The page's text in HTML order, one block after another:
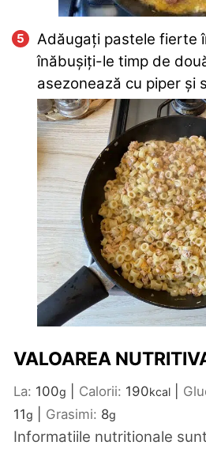
Adăugați pastele fierte
înăbușiți-le timp de
asezonează cu piper și
VALOAREA
La: 100g Calorii: 190kcal
11g Grasimi: 8g
Informatiile nutritionale sunt calculate automat,